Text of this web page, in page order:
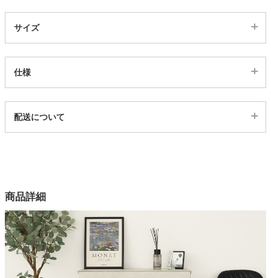
サイズ
仕様
2200284
2色
表面材
MDF
表面加工
配送について
商品詳細